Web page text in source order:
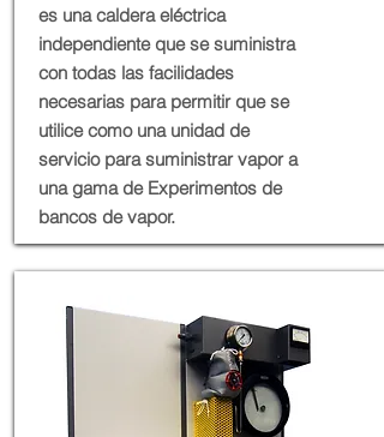
es una caldera eléctrica
independiente que se suministra
con todas las facilidades
necesarias para permitir que se
utilice como una unidad de
servicio para suministrar vapor a
una gama de Experimentos de
bancos de vapor.